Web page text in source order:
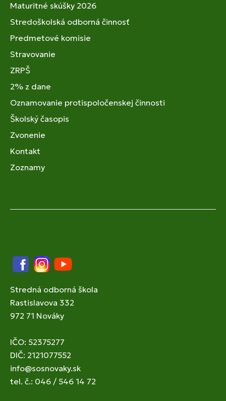
Maturitné skúšky 2026
Stredoškolská odborná činnosť
Predmetové komisie
Stravovanie
ZRPŠ
2% z dane
Oznamovanie protispoločenskej činnosti
Školský časopis
Zvonenie
Kontakt
Zoznamy
FacebookInstagram
YouTube
Stredná odborná škola
Rastislavova 332
972 71 Nováky
IČO: 52375277
DIČ: 2121077552
info@sosnovaky.sk
tel. č.: 046 / 546 14 72